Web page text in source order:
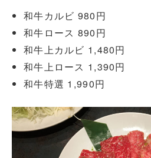
和牛カルビ 980円
和牛ロース 890円
和牛上カルビ 1,480円
和牛上ロース 1,390円
和牛特選 1,990円